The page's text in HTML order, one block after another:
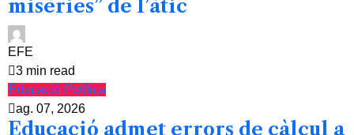
misèries” de l’àtic
EFE
3 min read
Educació Política
ag. 07, 2026
Educació admet errors de càlcul a